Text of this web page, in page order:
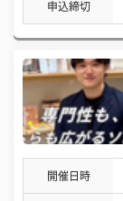
申込締切
開催日時